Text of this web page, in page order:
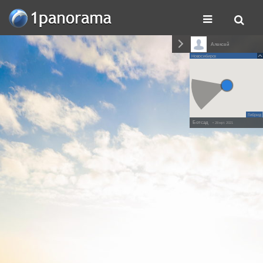
Алексей
Новосибирск
Гибрид
Ботсад • 28 мрт. 2021